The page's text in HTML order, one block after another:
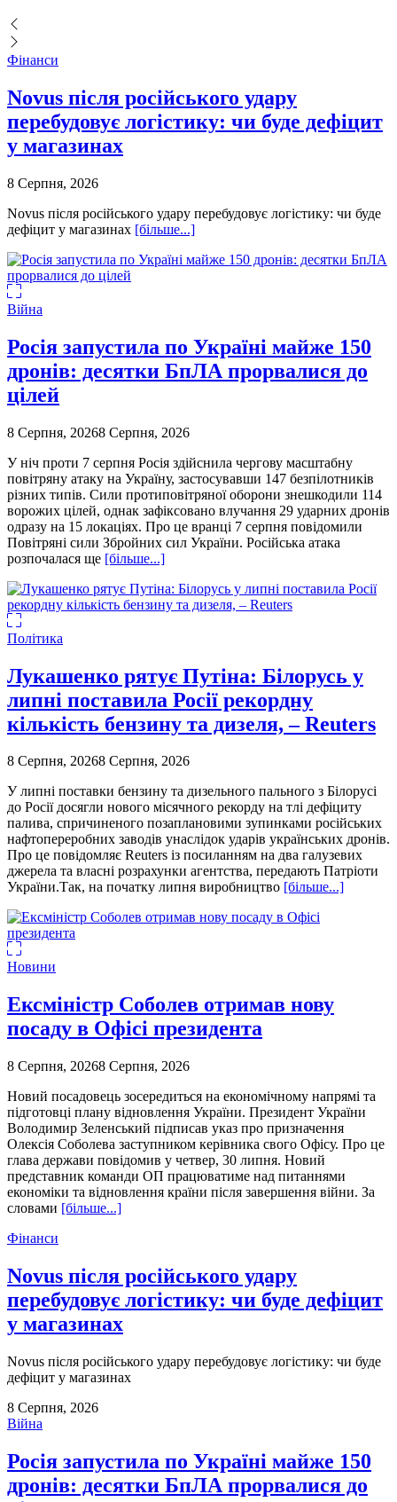
Фінанси
Novus після російського удару
перебудовує логістику: чи буде дефіцит
у магазинах
8 Серпня, 2026
Novus після російського удару перебудовує логістику: чи буде
дефіцит у магазинах [більше...]
Війна
Росія запустила по Україні майже 150
дронів: десятки БпЛА прорвалися до
цілей
8 Серпня, 20268 Серпня, 2026
У ніч проти 7 серпня Росія здійснила чергову масштабну
повітряну атаку на Україну, застосувавши 147 безпілотників
різних типів. Сили протиповітряної оборони знешкодили 114
ворожих цілей, однак зафіксовано влучання 29 ударних дронів
одразу на 15 локаціях. Про це вранці 7 серпня повідомили
Повітряні сили Збройних сил України. Російська атака
розпочалася ще [більше...]
Політика
Лукашенко рятує Путіна: Білорусь у
липні поставила Росії рекордну
кількість бензину та дизеля, – Reuters
8 Серпня, 20268 Серпня, 2026
У липні поставки бензину та дизельного пального з Білорусі
до Росії досягли нового місячного рекорду на тлі дефіциту
палива, спричиненого позаплановими зупинками російських
нафтопереробних заводів унаслідок ударів українських дронів.
Про це повідомляє Reuters із посиланням на два галузевих
джерела та власні розрахунки агентства, передають Патріоти
України.Так, на початку липня виробництво [більше...]
Новини
Ексміністр Соболев отримав нову
посаду в Офісі президента
8 Серпня, 20268 Серпня, 2026
Новий посадовець зосередиться на економічному напрямі та
підготовці плану відновлення України. Президент України
Володимир Зеленський підписав указ про призначення
Олексія Соболева заступником керівника свого Офісу. Про це
глава держави повідомив у четвер, 30 липня. Новий
представник команди ОП працюватиме над питаннями
економіки та відновлення країни після завершення війни. За
словами [більше...]
Фінанси
Novus після російського удару
перебудовує логістику: чи буде дефіцит
у магазинах
Novus після російського удару перебудовує логістику: чи буде
дефіцит у магазинах
8 Серпня, 2026
Війна
Росія запустила по Україні майже 150
дронів: десятки БпЛА прорвалися до